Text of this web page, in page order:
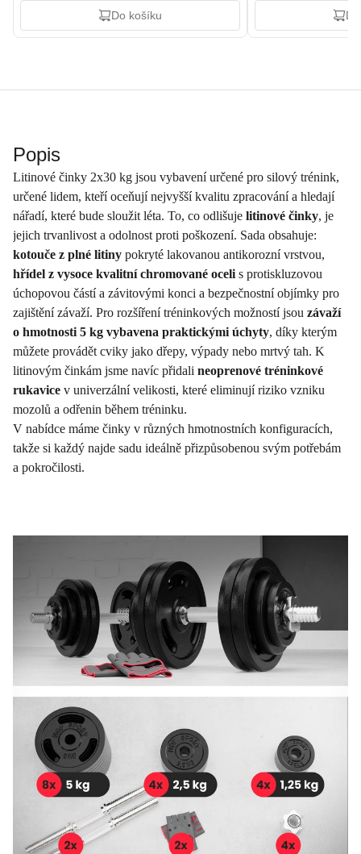
Do košíku
Popis
Litinové činky 2x30 kg jsou vybavení určené pro silový trénink,
určené lidem, kteří oceňují nejvyšší kvalitu zpracování a hledají
nářadí, které bude sloužit léta. To, co odlišuje litinové činky, je
jejich trvanlivost a odolnost proti poškození. Sada obsahuje:
kotouče z plné litiny pokryté lakovanou antikorozní vrstvou,
hřídel z vysoce kvalitní chromované oceli s protiskluzovou
úchopovou částí a závitovými konci a bezpečnostní objímky pro
zajištění závaží. Pro rozšíření tréninkových možností jsou závaží
o hmotnosti 5 kg vybavena praktickými úchyty, díky kterým
můžete provádět cviky jako dřepy, výpady nebo mrtvý tah. K
litinovým činkám jsme navíc přidali neoprenové tréninkové
rukavice v univerzální velikosti, které eliminují riziko vzniku
mozolů a odřenin během tréninku.
V nabídce máme činky v různých hmotnostních konfiguracích,
takže si každý najde sadu ideálně přizpůsobenou svým potřebám
a pokročilosti.